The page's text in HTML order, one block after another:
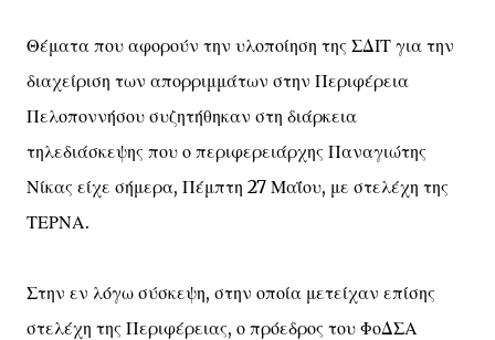
Θέματα που αφορούν την υλοποίηση της ΣΔΙΤ για την
διαχείριση των απορριμμάτων στην Περιφέρεια
Πελοποννήσου συζητήθηκαν στη διάρκεια
τηλεδιάσκεψης που ο περιφερειάρχης Παναγιώτης
Νίκας είχε σήμερα, Πέμπτη 27 Μαΐου, με στελέχη της
ΤΕΡΝΑ.
Στην εν λόγω σύσκεψη, στην οποία μετείχαν επίσης
στελέχη της Περιφέρειας, ο πρόεδρος του ΦοΔΣΑ